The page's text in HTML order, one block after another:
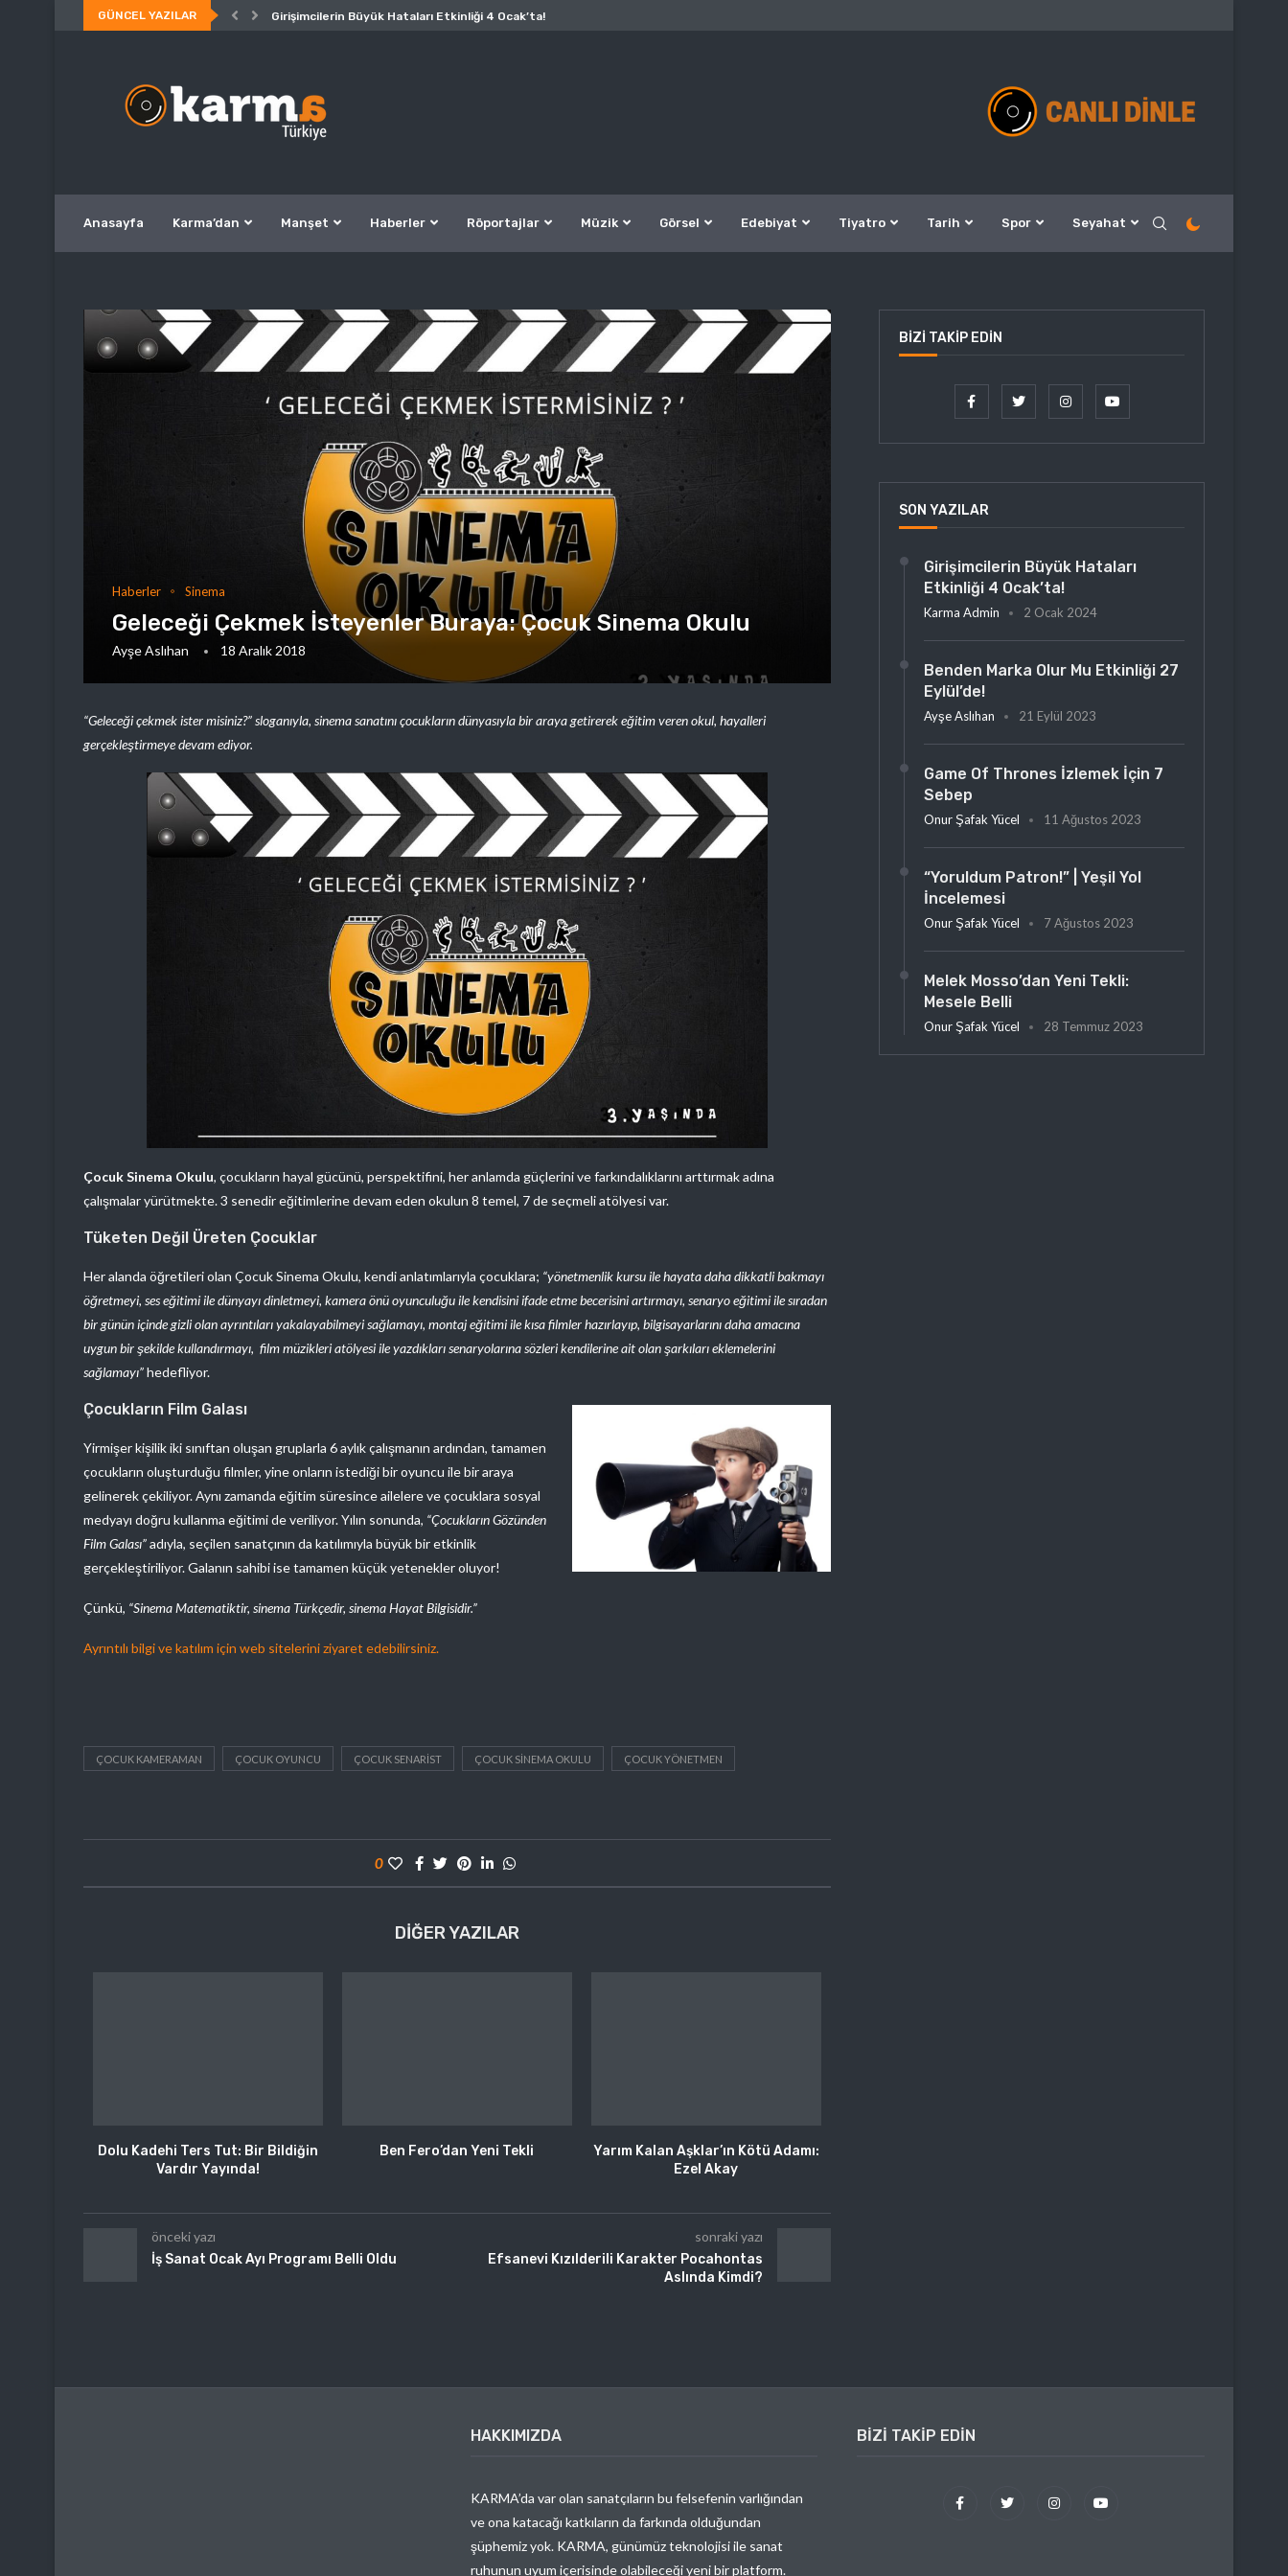
GÜNCEL YAZILAR Girişimcilerin Büyük Hataları Etkinliği 4 Ocak’ta!
Anasayfa Karma’dan Manşet Haberler Röportajlar Müzik Görsel Edebiyat Tiyatro Tarih Spor Seyahat
Haberler Sinema
Geleceği Çekmek İsteyenler Buraya: Çocuk Sinema Okulu
Ayşe Aslıhan 18 Aralık 2018
“Geleceği çekmek ister misiniz?” sloganıyla, sinema sanatını çocukların dünyasıyla bir araya getirerek eğitim veren okul, hayalleri
gerçekleştirmeye devam ediyor.
Çocuk Sinema Okulu, çocukların hayal gücünü, perspektifini, her anlamda güçlerini ve farkındalıklarını arttırmak adına
çalışmalar yürütmekte. 3 senedir eğitimlerine devam eden okulun 8 temel, 7 de seçmeli atölyesi var.
Tüketen Değil Üreten Çocuklar
Her alanda öğretileri olan Çocuk Sinema Okulu, kendi anlatımlarıyla çocuklara; “yönetmenlik kursu ile hayata daha dikkatli bakmayı
öğretmeyi, ses eğitimi ile dünyayı dinletmeyi, kamera önü oyunculuğu ile kendisini ifade etme becerisini artırmayı, senaryo eğitimi ile sıradan
bir günün içinde gizli olan ayrıntıları yakalayabilmeyi sağlamayı, montaj eğitimi ile kısa filmler hazırlayıp, bilgisayarlarını daha amacına
uygun bir şekilde kullandırmayı, film müzikleri atölyesi ile yazdıkları senaryolarına sözleri kendilerine ait olan şarkıları eklemelerini
sağlamayı”hedefliyor.
Çocukların Film Galası
Yirmişer kişilik iki sınıftan oluşan gruplarla 6 aylık çalışmanın ardından, tamamen
çocukların oluşturduğu filmler, yine onların istediği bir oyuncu ile bir araya
gelinerek çekiliyor. Aynı zamanda eğitim süresince ailelere ve çocuklara sosyal
medyayı doğru kullanma eğitimi de veriliyor. Yılın sonunda, “Çocukların Gözünden
Film Galası”adıyla, seçilen sanatçının da katılımıyla büyük bir etkinlik
gerçekleştiriliyor. Galanın sahibi ise tamamen küçük yetenekler oluyor!
Çünkü, “Sinema Matematiktir, sinema Türkçedir, sinema Hayat Bilgisidir.”
Ayrıntılı bilgi ve katılım için web sitelerini ziyaret edebilirsiniz.
ÇOCUK KAMERAMAN ÇOCUK OYUNCU ÇOCUK SENARIST ÇOCUK SINEMA OKULU ÇOCUK YÖNETMEN
0
DIĞER YAZILAR
Dolu Kadehi Ters Tut: Bir Bildiğin
Vardır Yayında!
Ben Fero’dan Yeni Tekli
Yarım Kalan Aşklar’ın Kötü Adamı:
Ezel Akay
önceki yazı
İş Sanat Ocak Ayı Programı Belli Oldu
sonraki yazı
Efsanevi Kızılderili Karakter Pocahontas
Aslında Kimdi?
BIZI TAKIP EDIN
SON YAZILAR
Girişimcilerin Büyük Hataları
Etkinliği 4 Ocak’ta!
Karma Admin 2 Ocak 2024
Benden Marka Olur Mu Etkinliği 27
Eylül’de!
Ayşe Aslıhan 21 Eylül 2023
Game Of Thrones İzlemek İçin 7
Sebep
Onur Şafak Yücel 11 Ağustos 2023
“Yoruldum Patron!” | Yeşil Yol
İncelemesi
Onur Şafak Yücel 7 Ağustos 2023
Melek Mosso’dan Yeni Tekli:
Mesele Belli
Onur Şafak Yücel 28 Temmuz 2023
HAKKIMIZDA
KARMA’da var olan sanatçıların bu felsefenin varlığından
ve ona katacağı katkıların da farkında olduğundan
şüphemiz yok. KARMA, günümüz teknolojisi ile sanat
ruhunun uyum içerisinde olabileceği yeni bir platform.
BIZI TAKIP EDIN